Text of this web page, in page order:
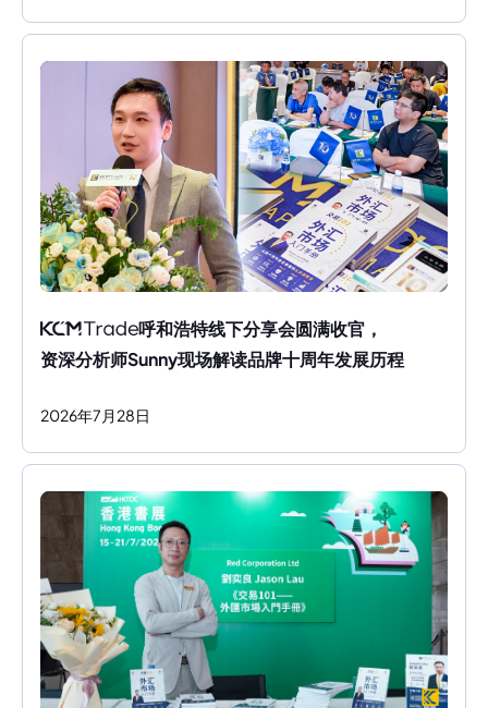
呼和浩特线下分享会圆满收官，
资深分析师Sunny现场解读品牌十周年发展历程
2026年7 月 28日